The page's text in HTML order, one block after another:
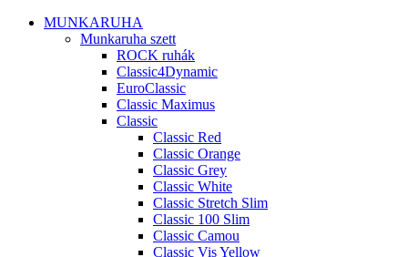
MUNKARUHA
Munkaruha szett
ROCK ruhák
Classic4Dynamic
EuroClassic
Classic Maximus
Classic
Classic Red
Classic Orange
Classic Grey
Classic White
Classic Stretch Slim
Classic 100 Slim
Classic Camou
Classic Vis Yellow